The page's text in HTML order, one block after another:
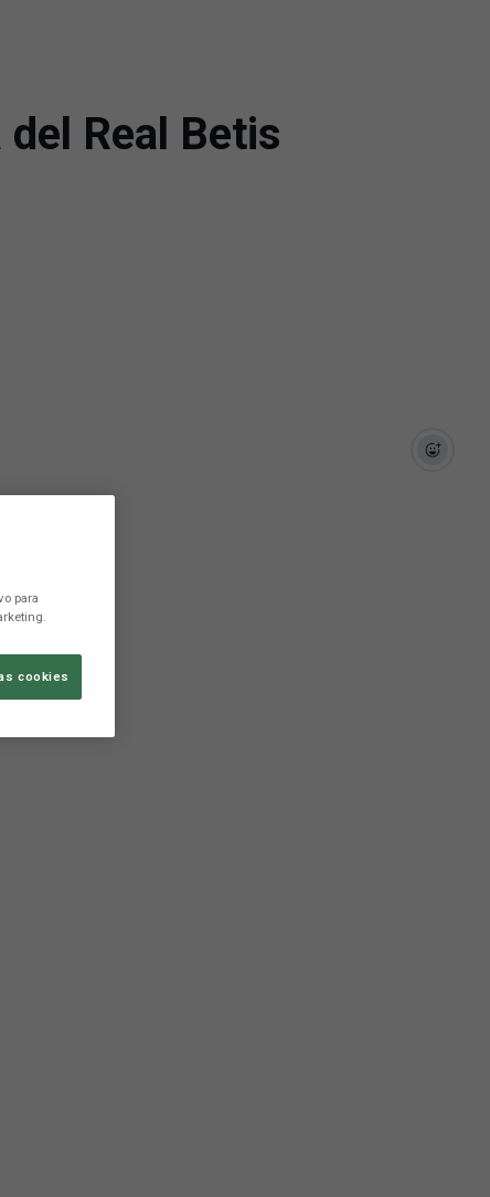
Real Betis
para
cookies